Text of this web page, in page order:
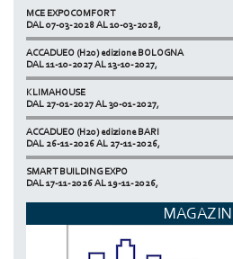
NETZERO MILAN - EXPO SUMMIT
DAL 20-10-2026 AL 22-10-2026,
MCE EXPOCOMFORT
DAL 07-03-2028 AL 10-03-2028,
ACCADUEO (H20) edizione BOLOGNA
DAL 11-10-2027 AL 13-10-2027,
KLIMAHOUSE
DAL 27-01-2027 AL 30-01-2027,
ACCADUEO (H20) edizione BARI
DAL 26-11-2026 AL 27-11-2026,
SMART BUILDING EXPO
DAL 17-11-2026 AL 19-11-2026,
ECOMONDO
NETZERO MILAN - EXPO SUMMIT
DAL 20-10-2026 AL 22-10-2026,